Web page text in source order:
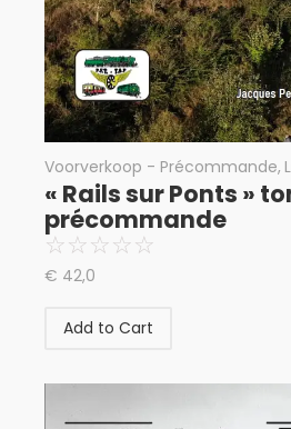
Voorverkoop - Précommande,
« Rails sur Ponts »
précommande
☆☆☆☆☆
€ 42,0
Add to Cart